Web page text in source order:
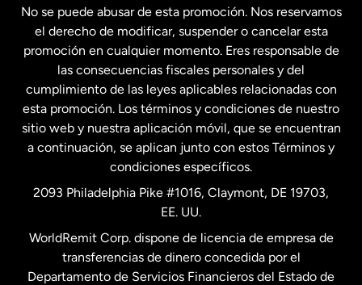
Francia
Malasia
Nueva Zelanda
Países Bajos
Suecia
No se puede abusar de esta promoción. Nos reservamos
el derecho de modificar, suspender o cancelar esta
promoción en cualquier momento. Eres responsable de
las consecuencias fiscales personales y del
cumplimiento de las leyes aplicables relacionadas con
esta promoción. Los términos y condiciones de nuestro
sitio web y nuestra aplicación móvil, que se encuentran
a continuación, se aplican junto con estos Términos y
condiciones específicos.
2093 Philadelphia Pike #1016, Claymont, DE 19703,
EE. UU.
WorldRemit Corp. dispone de licencia de empresa de
transferencias de dinero concedida por el
Departamento de Servicios Financieros del Estado de